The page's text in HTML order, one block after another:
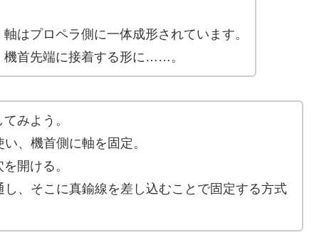
はプロペラ側に一体成形されています。
機首先端に接着する形に……。
みよう。
、機首側に軸を固定。
開ける。
、そこに真鍮線を差し込むことで固定する方式